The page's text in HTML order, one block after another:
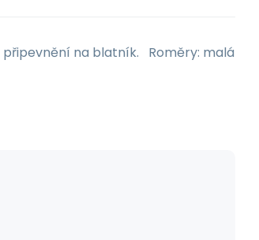
připevnění na blatník. Roměry: malá